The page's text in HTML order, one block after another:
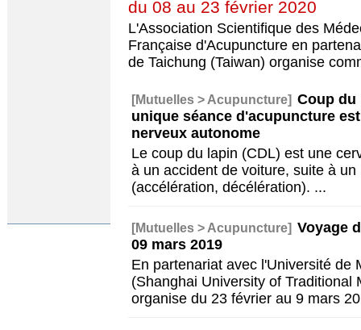
du 08 au 23 février 2020
L'Association Scientifique des
Française d'Acupuncture en
de Taichung (Taiwan) organise
[Mutuelles > Acupuncture] Coup du
unique séance d'acupuncture
nerveux autonome
Le coup du lapin (CDL) est une
à un accident de voiture, suite à
(accélération, décélération). ...
[Mutuelles > Acupuncture] Voyage
09 mars 2019
En partenariat avec l'Université de
(Shanghai University of Traditional
organise du 23 février au 9 mars